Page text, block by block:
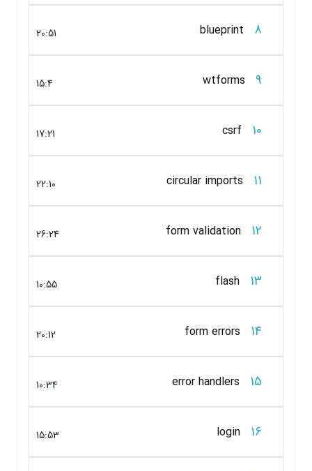
8
blueprint
20:51
9
wtforms
15:4
10
csrf
17:21
11
circular imports
22:10
12
form validation
26:24
13
flash
10:55
14
form errors
20:12
15
error handlers
10:34
16
login
15:53